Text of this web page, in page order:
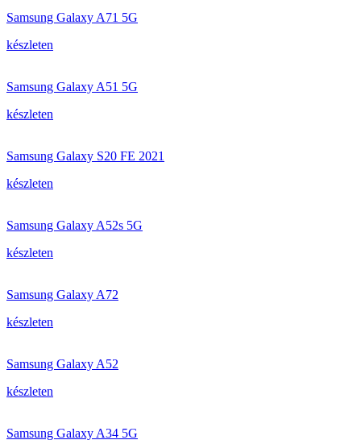
Samsung Galaxy A71 5G
készleten
Samsung Galaxy A51 5G
készleten
Samsung Galaxy S20 FE 2021
készleten
Samsung Galaxy A52s 5G
készleten
Samsung Galaxy A72
készleten
Samsung Galaxy A52
készleten
Samsung Galaxy A34 5G